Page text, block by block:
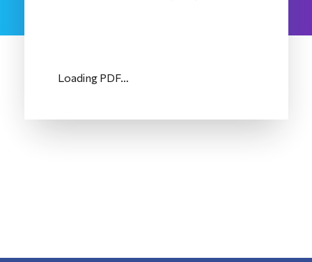
Loading PDF…